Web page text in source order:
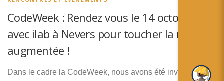
日本語
CodeWeek : Rendez vous le 14 octobre
avec ilab à Nevers pour toucher la réalité
augmentée !
Dans le cadre la CodeWeek, nous avons été invité par ilab